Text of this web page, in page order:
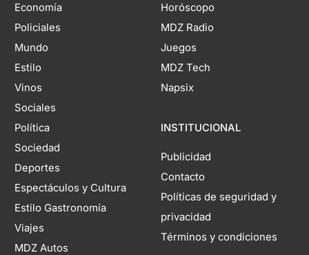
Economía
Policiales
Mundo
Estilo
Vinos
Sociales
Política
Sociedad
Deportes
Espectáculos y Cultura
Estilo Gastronomía
Viajes
MDZ Autos
Horóscopo
MDZ Radio
Juegos
MDZ Tech
Napsix
INSTITUCIONAL
Publicidad
Contacto
Políticas de seguridad y
privacidad
Términos y condiciones